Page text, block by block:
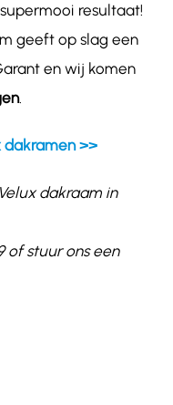
resultaat!
geeft op slag een
en wij komen
.
dakramen >>
dakraam in
of stuur ons een